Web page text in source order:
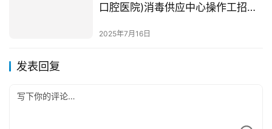
口腔医院)消毒供应中心操作工招聘
2025年7月16日
发表回复